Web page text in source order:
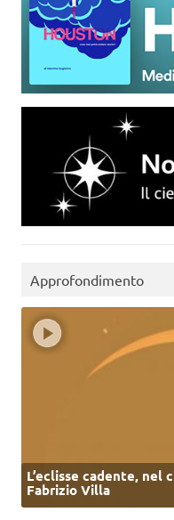
Approfondimento
L’eclisse cadente, nel
Fabrizio Villa